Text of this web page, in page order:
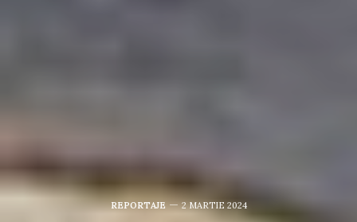
REPORTAJE 2 MARTIE 2024